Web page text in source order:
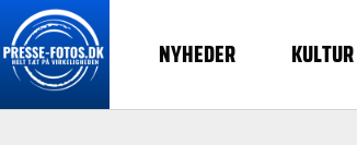
NYHEDER KULTUR